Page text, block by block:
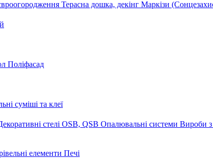
Терасна дошка, декінг Маркізи
Поліфасад
суміші та клеї
стелі OSB, QSB Опалювальні системи Вироби з
елементи Печі